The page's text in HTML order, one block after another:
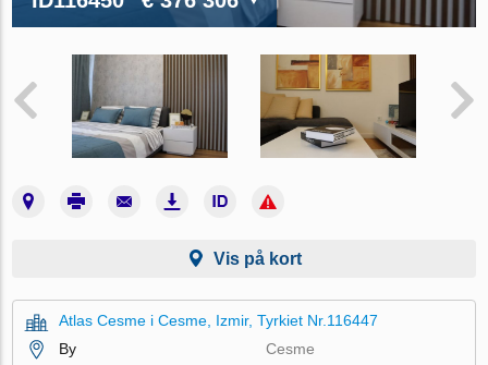
Vis på kort
Atlas Cesme i Cesme, Izmir, Tyrkiet Nr.116447
By
Cesme